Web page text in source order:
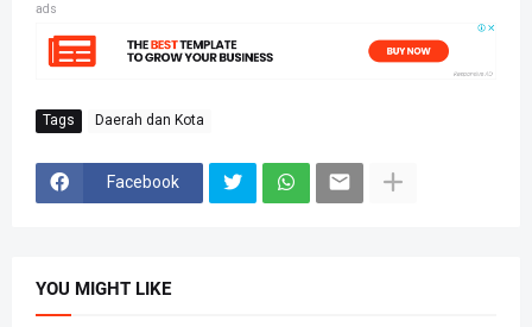
ads
Tags Daerah dan Kota
Facebook
YOU MIGHT LIKE